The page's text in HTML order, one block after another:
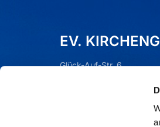
EV.
Glück-Auf-Str. 6
gla-kg-hervest-